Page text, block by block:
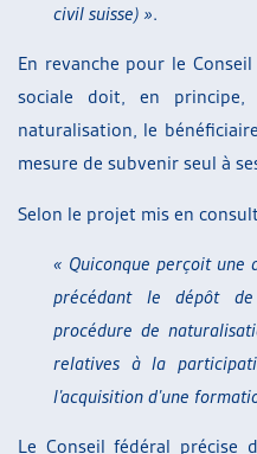
civil suisse) ».
En revanche pour le
sociale doit, en
naturalisation, le
mesure de subvenir seul à
Selon le projet mis en
« Quiconque perçoit une
précédant le dépôt
procédure de
relatives à la
l’acquisition d’une
Le Conseil fédéral précise